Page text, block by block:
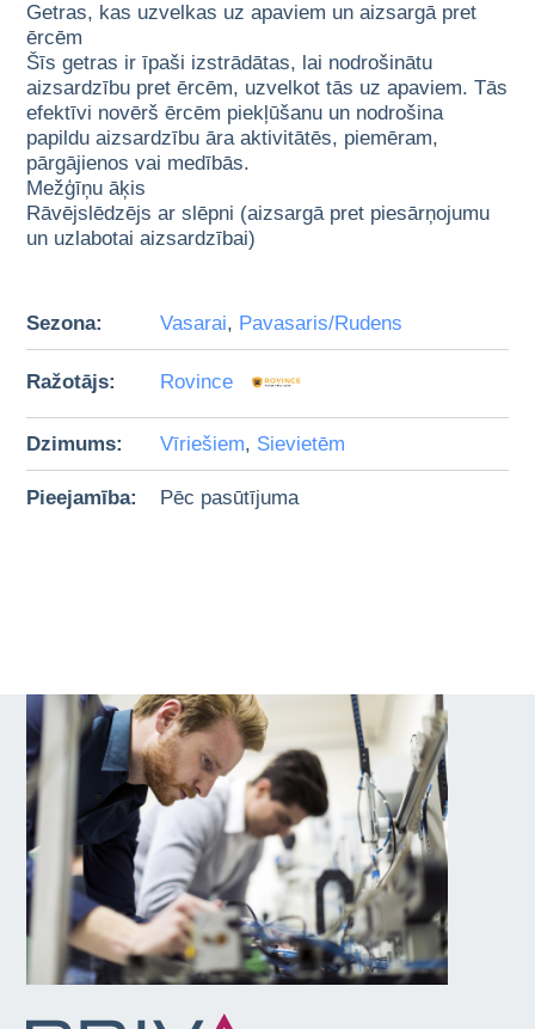
Getras, kas uzvelkas uz apaviem un aizsargā pret
ērcēm
Šīs getras ir īpaši izstrādātas, lai nodrošinātu
aizsardzību pret ērcēm, uzvelkot tās uz apaviem. Tās
efektīvi novērš ērcēm piekļūšanu un nodrošina
papildu aizsardzību āra aktivitātēs, piemēram,
pārgājienos vai medībās.
Mežģīņu āķis
Rāvējslēdzējs ar slēpni (aizsargā pret piesārņojumu
un uzlabotai aizsardzībai)
Sezona: Vasarai, Pavasaris/Rudens
Ražotājs: Rovince
Dzimums: Vīriešiem, Sievietēm
Pieejamība: Pēc pasūtījuma